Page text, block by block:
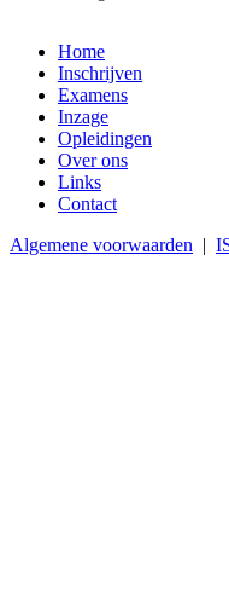
Home
Inschrijven
Examens
Inzage
Opleidingen
Over ons
Links
Contact
Algemene voorwaarden |